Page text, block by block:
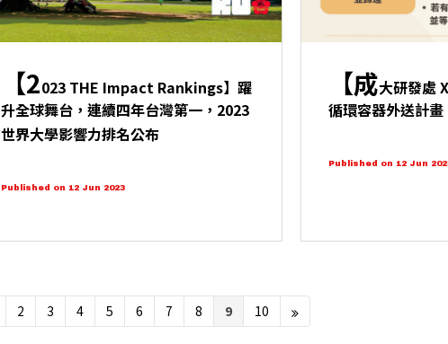
【2023 THE Impact Rankings】躍
升全球舞台，連續四年台灣第一，2023
世界大學影響力排名公布
Published on 12 Jun 2023
【成大研發處
循環容器外送計畫
Published on 12 Jun
2 3 4 5 6 7 8 9 10